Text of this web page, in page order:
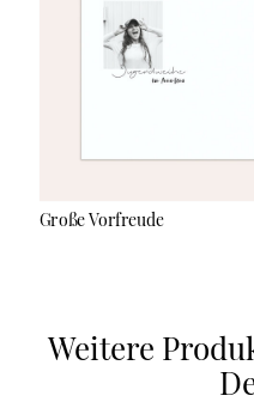
Große Vorfreude
Weitere